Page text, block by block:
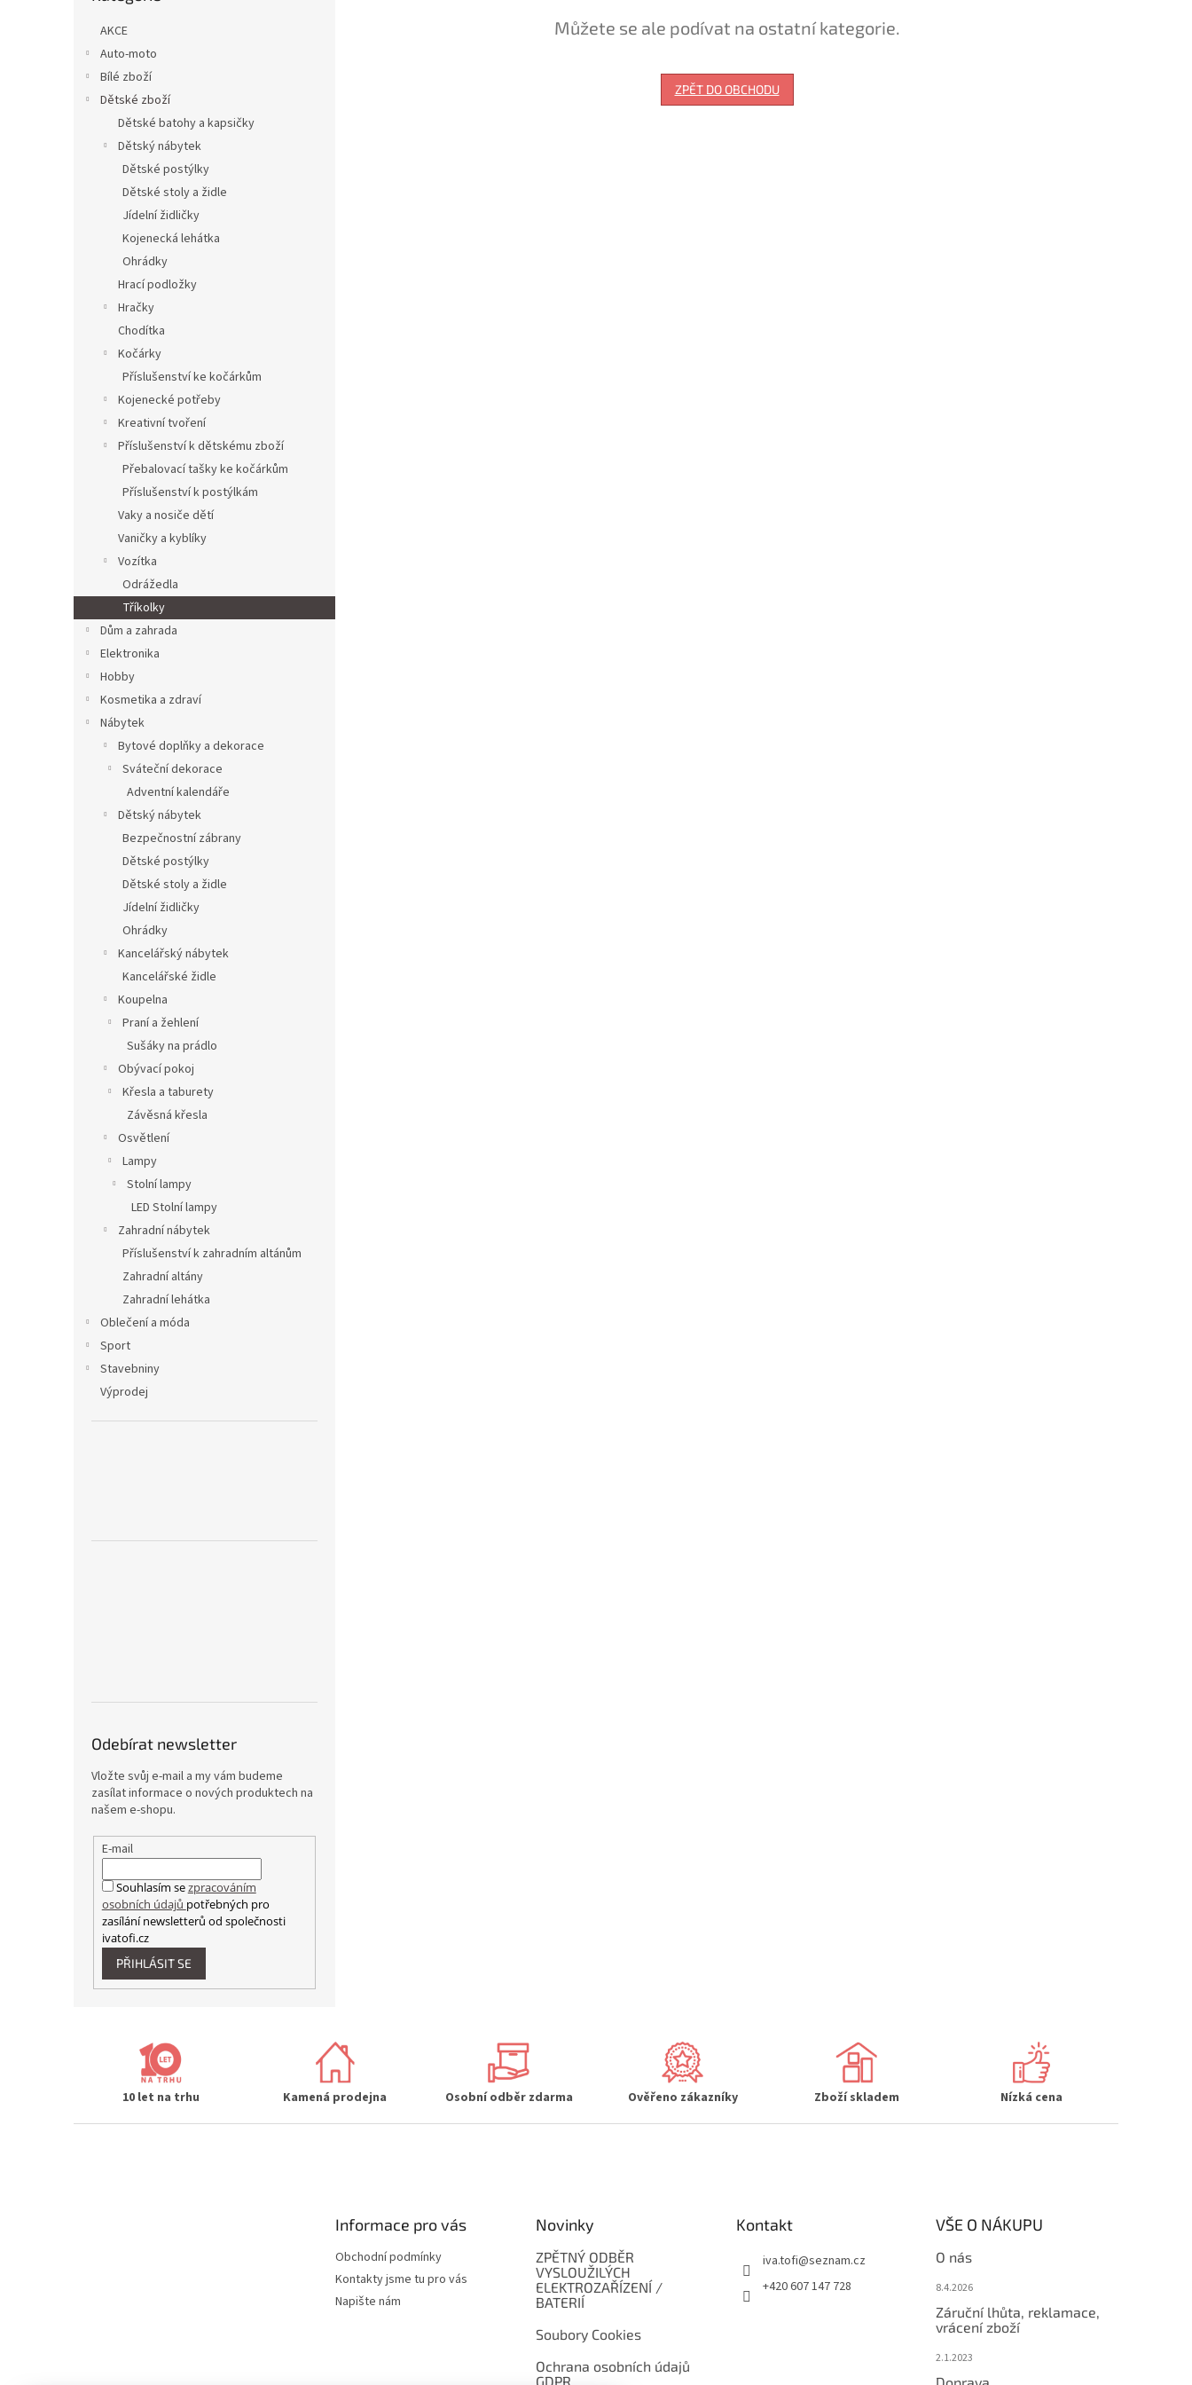
AKCE
Auto-moto
Bílé zboží
Dětské zboží
Dětské batohy a kapsičky
Dětský nábytek
Dětské postýlky
Dětské stoly a židle
Jídelní židličky
Kojenecká lehátka
Ohrádky
Hrací podložky
Hračky
Chodítka
Kočárky
Příslušenství ke kočárkům
Kojenecké potřeby
Kreativní tvoření
Příslušenství k dětskému zboží
Přebalovací tašky ke kočárkům
Příslušenství k postýlkám
Vaky a nosiče dětí
Vaničky a kyblíky
Vozítka
Odrážedla
Tříkolky
Dům a zahrada
Elektronika
Hobby
Kosmetika a zdraví
Nábytek
Bytové doplňky a dekorace
Sváteční dekorace
Adventní kalendáře
Dětský nábytek
Bezpečnostní zábrany
Dětské postýlky
Dětské stoly a židle
Jídelní židličky
Ohrádky
Kancelářský nábytek
Kancelářské židle
Koupelna
Praní a žehlení
Sušáky na prádlo
Obývací pokoj
Křesla a taburety
Závěsná křesla
Osvětlení
Lampy
Stolní lampy
LED Stolní lampy
Zahradní nábytek
Příslušenství k zahradním altánům
Zahradní altány
Zahradní lehátka
Oblečení a móda
Sport
Stavebniny
Výprodej
Odebírat newsletter
Vložte svůj e-mail a my vám budeme
zasílat informace o nových produktech na
našem e-shopu.
E-mail
Souhlasím sezpracováním
osobních údajů potřebných pro
zasílání newsletterů od společnosti
ivatofi.cz
PŘIHLÁSIT SE
Můžete se ale podívat na ostatní kategorie.
ZPĚT DO OBCHODU
10 let na trhu Kamená prodejna Osobní odběr zdarma Ověřeno zákazníky Zboží skladem Nízká cena
Informace pro vás
Obchodní podmínky
Kontakty jsme tu pro vás
Napište nám
Novinky
ZPĚTNÝ ODBĚR
VYSLOUŽILÝCH
ELEKTROZAŘÍZENÍ /
BATERIÍ
Soubory Cookies
Ochrana osobních údajů
GDPR
Kontakt
iva.tofi@seznam.cz
+420 607 147 728
VŠE O NÁKUPU
O nás
8.4.2026
Záruční lhůta, reklamace,
vrácení zboží
2.1.2023